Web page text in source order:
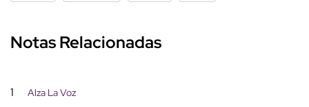
Notas Relacionadas
1 Alza La Voz